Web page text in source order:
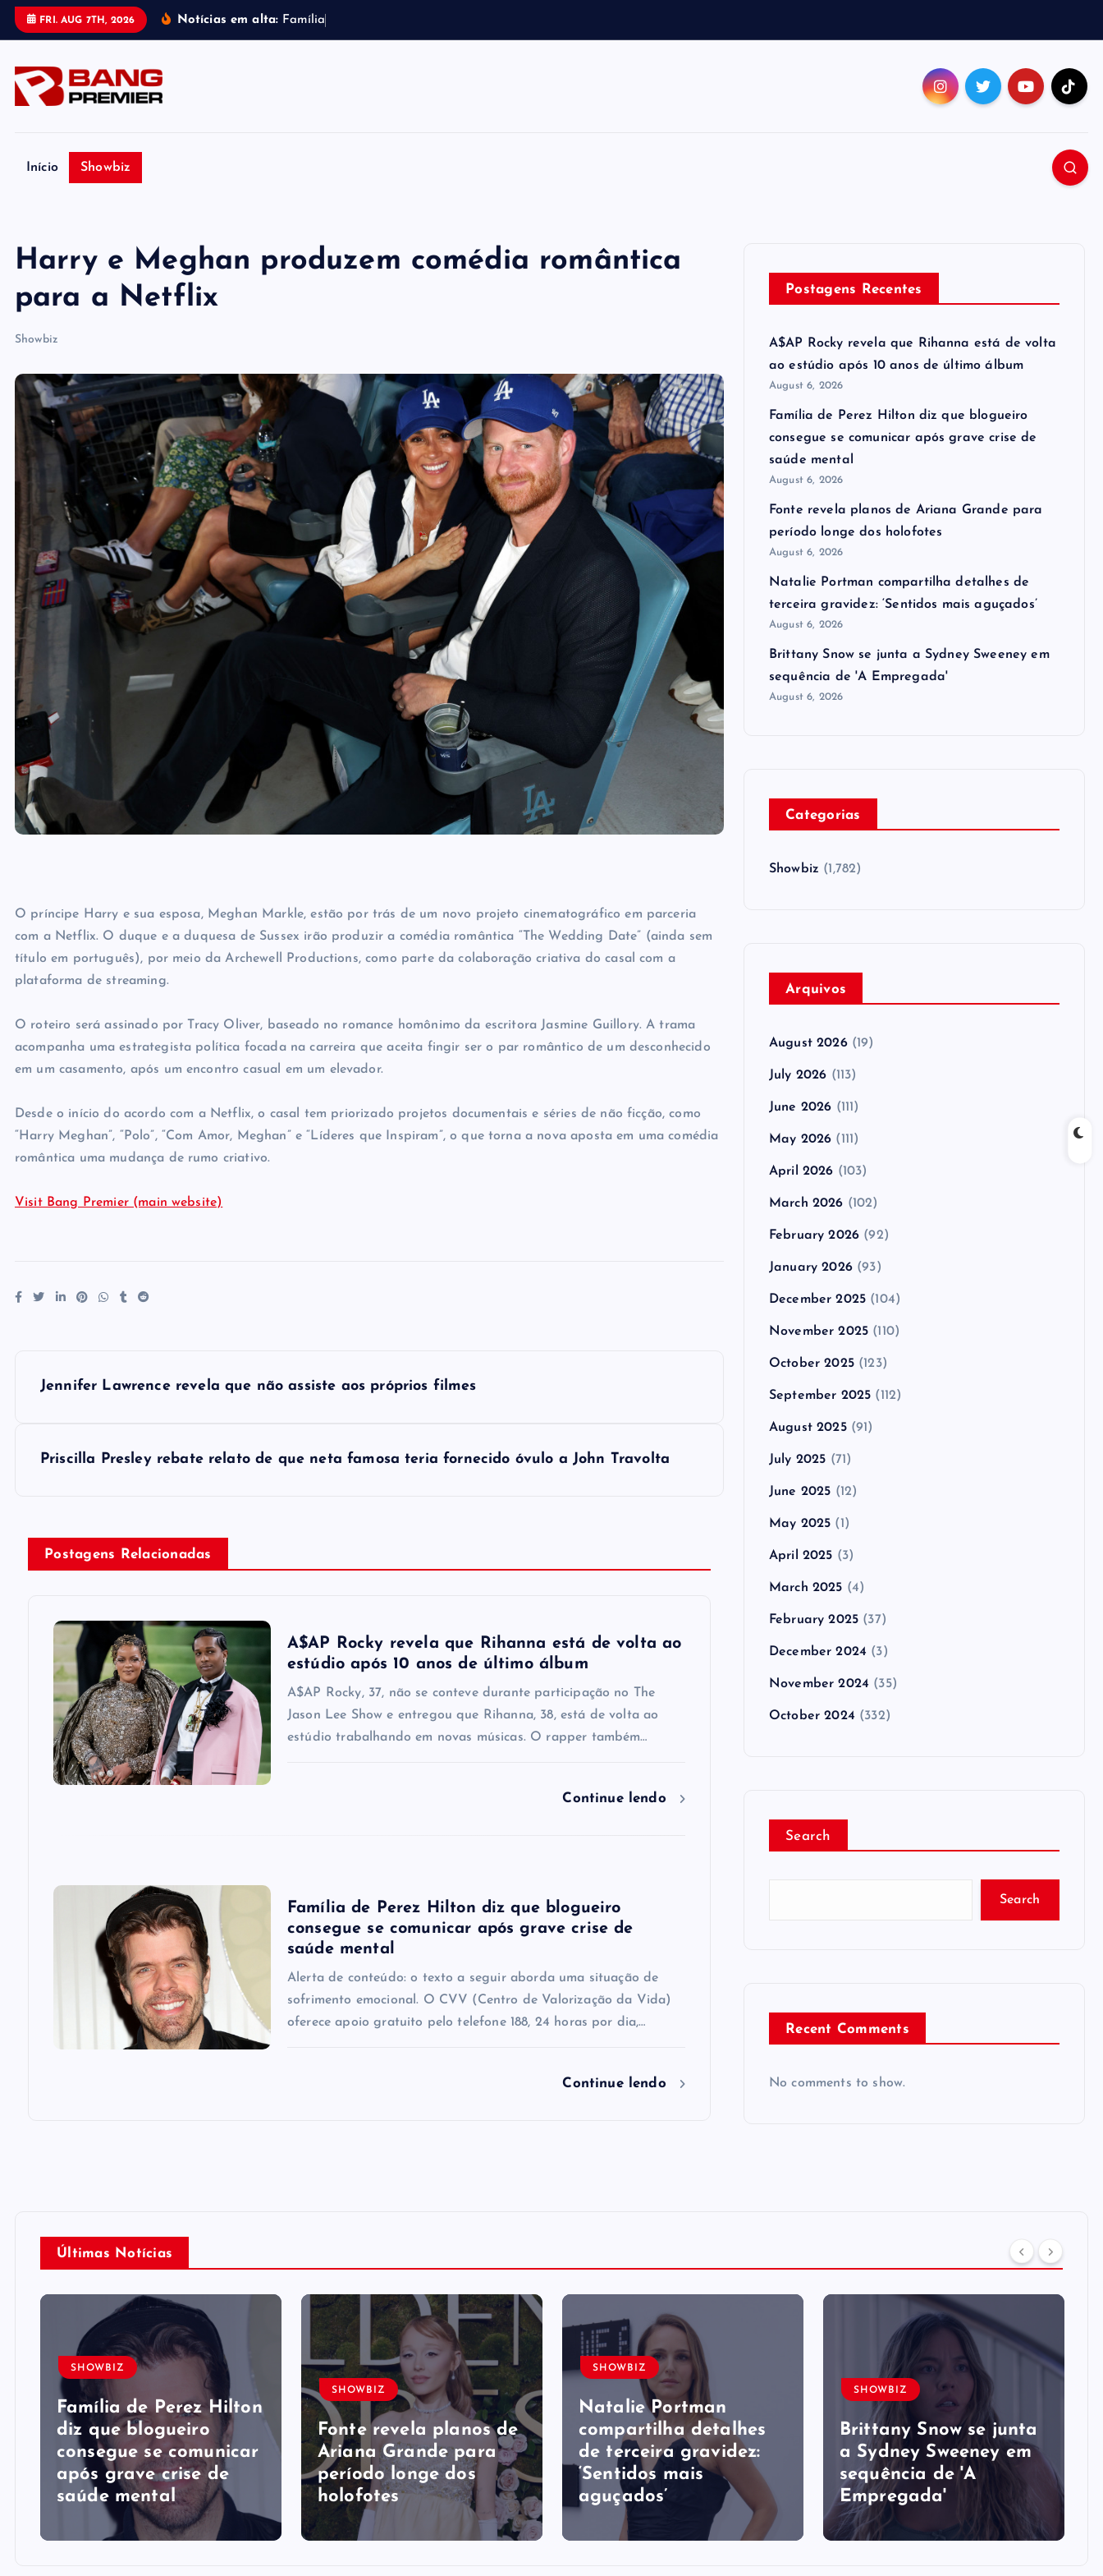
FRI. AUG 7TH, 2026 Notícias em alta: Famí ia
Início Showbiz
Harry e Meghan produzem comédia romântica
para a Netflix
Showbiz
O príncipe Harry e sua esposa, Meghan Markle, estão por trás de um novo projeto cinematográfico em parceria
com a Netflix. O duque e a duquesa de Sussex irão produzir a comédia romântica “The Wedding Date” (ainda sem
título em português), por meio da Archewell Productions, como parte da colaboração criativa do casal com a
plataforma de streaming.
O roteiro será assinado por Tracy Oliver, baseado no romance homônimo da escritora Jasmine Guillory. A trama
acompanha uma estrategista política focada na carreira que aceita fingir ser o par romântico de um desconhecido
em um casamento, após um encontro casual em um elevador.
Desde o início do acordo com a Netflix, o casal tem priorizado projetos documentais e séries de não ficção, como
“Harry Meghan”, “Polo”, “Com Amor, Meghan” e “Líderes que Inspiram”, o que torna a nova aposta em uma comédia
romântica uma mudança de rumo criativo.
Visit Bang Premier (main website)
Jennifer Lawrence revela que não assiste aos próprios filmes
Priscilla Presley rebate relato de que neta famosa teria fornecido óvulo a John Travolta
Postagens Relacionadas
A$AP Rocky revela que Rihanna está de volta ao
estúdio após 10 anos de último álbum
A$AP Rocky, 37, não se conteve durante participação no The
Jason Lee Show e entregou que Rihanna, 38, está de volta ao
estúdio trabalhando em novas músicas. O rapper também…
Continue lendo
Família de Perez Hilton diz que blogueiro
consegue se comunicar após grave crise de
saúde mental
Alerta de conteúdo: o texto a seguir aborda uma situação de
sofrimento emocional. O CVV (Centro de Valorização da Vida)
oferece apoio gratuito pelo telefone 188, 24 horas por dia,…
Continue lendo
Postagens Recentes
A$AP Rocky revela que Rihanna está de volta
ao estúdio após 10 anos de último álbum
August 6, 2026
Família de Perez Hilton diz que blogueiro
consegue se comunicar após grave crise de
saúde mental
August 6, 2026
Fonte revela planos de Ariana Grande para
período longe dos holofotes
August 6, 2026
Natalie Portman compartilha detalhes de
terceira gravidez: ‘Sentidos mais aguçados’
August 6, 2026
Brittany Snow se junta a Sydney Sweeney em
sequência de ​'A Empregada​'
August 6, 2026
Categorias
Showbiz (1,782)
Arquivos
August 2026(19)
July 2026 (113)
June 2026 (111)
May 2026 (111)
April 2026 (103)
March 2026 (102)
February 2026 (92)
January 2026(93)
December 2025 (104)
November 2025 (110)
October 2025(123)
September 2025 (112)
August 2025(91)
July 2025 (71)
June 2025 (12)
May 2025 (1)
April 2025 (3)
March 2025 (4)
February 2025 (37)
December 2024 (3)
November 2024 (35)
October 2024 (332)
Search
Search
Recent Comments
No comments to show.
Últimas Notícias
SHOWBIZ
Família de Perez Hilton
diz que blogueiro
consegue se comunicar
após grave crise de
saúde mental
SHOWBIZ
Fonte revela planos de
Ariana Grande para
período longe dos
holofotes
SHOWBIZ
Natalie Portman
compartilha detalhes
de terceira gravidez:
‘Sentidos mais
aguçados’
SHOWBIZ
Brittany Snow se junta
a Sydney Sweeney em
sequência de ​'A
Empregada​'